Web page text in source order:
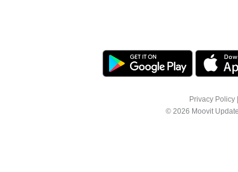
Privacy Policy
© 2026 Moovit